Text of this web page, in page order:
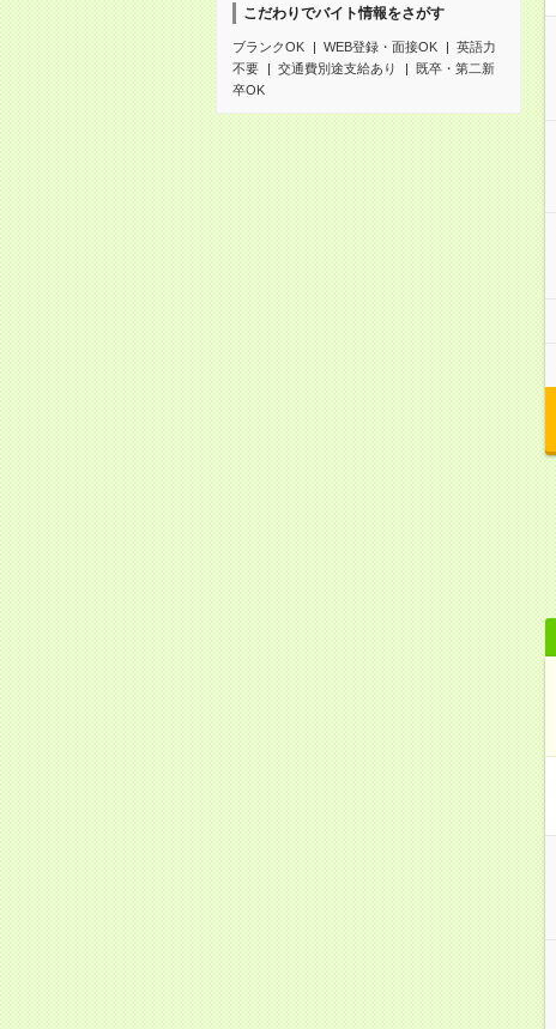
こだわりでバイト情報をさがす
ブランクOK WEB登録・面接OK
英語力
不要
交通費別途支給あり
既卒・第二新
卒OK